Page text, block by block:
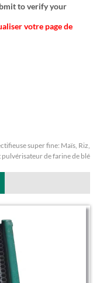
to verify your
votre page de
super fine: Maïs, Riz,
pulvérisateur de farine de blé